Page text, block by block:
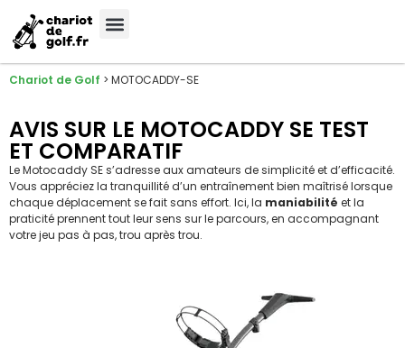
Chariot de Golf > MOTOCADDY-SE
AVIS SUR LE MOTOCADDY SE TEST
ET COMPARATIF
Le Motocaddy SE s’adresse aux amateurs de simplicité et d’efficacité.
Vous appréciez la tranquillité d’un entraînement bien maîtrisé lorsque
chaque déplacement se fait sans effort. Ici, la maniabilité et la
praticité prennent tout leur sens sur le parcours, en accompagnant
votre jeu pas à pas, trou après trou.